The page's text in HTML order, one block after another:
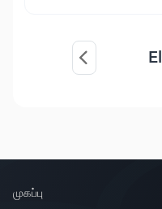
முகப்பு